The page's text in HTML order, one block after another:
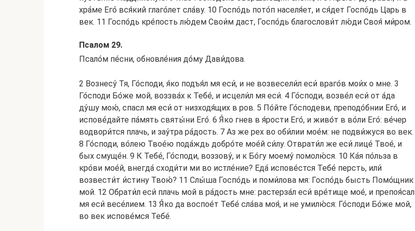
хра́ме Его́ вся́кий глаго́лет сла́ву. 10 Госпо́дь пото́п населя́ет, и ся́дет Госпо́дь Царь в
век. 11 Госпо́дь кре́пость лю́дем Свои́м даст, Госпо́дь благослови́т лю́ди Своя́ ми́ром.
Псалом 29.
Псало́м пе́сни, обновле́ния до́му Дави́дова.
2 Вознесу́ Тя, Го́споди, я́ко подъя́л мя еси́, и не возвесели́л еси́ враго́в мои́х о мне. 3
Го́споди Бо́же мой, воззва́х к Тебе́, и исцели́л мя еси́. 4 Го́споди, возве́л еси́ от а́да
ду́шу мою́, спасл мя еси́ от низходя́щих в ров. 5 По́йте Го́сподеви, преподо́бнии Его́, и
испове́дайте па́мять святы́ни Его́. 6 Я́ко гнев в я́рости Его́, и живо́т в во́ли Его́: ве́чер
водвори́тся плачь, и зау́тра ра́дость. 7 Аз же рех во оби́лии мое́м: не подви́жуся во век.
8 Го́споди, во́лею Твое́ю пода́ждь добро́те мое́й си́лу. Отврати́л же еси́ лице́ Твое́, и
бых смуще́н. 9 К Тебе́, Го́споди, воззову́, и к Бо́гу моему́ помолю́ся. 10 Ка́я по́льза в
кро́ви мое́й, внегда́ сходи́ти ми во истле́ние? Еда́ испове́стся Тебе́ персть, или́
возвести́т и́стину Твою́? 11 Слы́ша Госпо́дь и поми́лова мя: Госпо́дь бысть Помо́щник
мой. 12 Обрати́л еси́ плачь мой в ра́дость мне: растерза́л еси́ вре́тище мое́, и препоя́сал
мя еси́ весе́лием. 13 Я́ко да воспое́т Тебе́ сла́ва моя́, и не умилю́ся: Го́споди Бо́же мой,
во век испове́мся Тебе́.